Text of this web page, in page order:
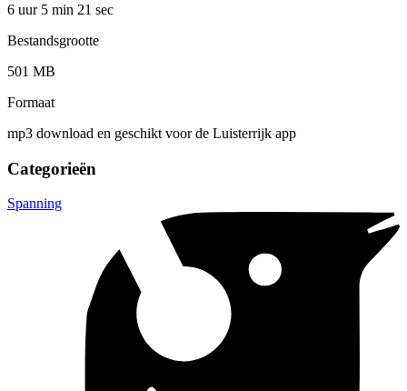
6 uur 5 min 21 sec
Bestandsgrootte
501 MB
Formaat
mp3 download en geschikt voor de Luisterrijk app
Categorieën
Spanning